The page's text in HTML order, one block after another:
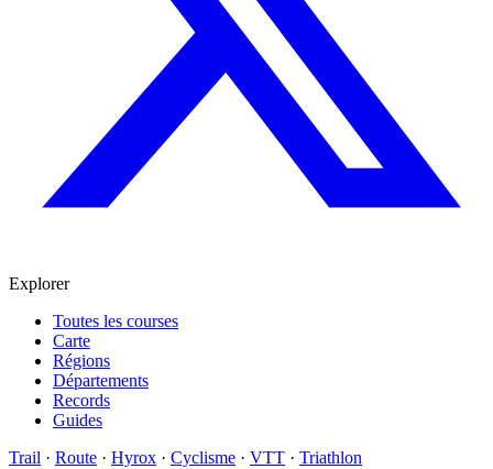
Explorer
Toutes les courses
Carte
Régions
Départements
Records
Guides
Trail · Route · Hyrox · Cyclisme · VTT · Triathlon